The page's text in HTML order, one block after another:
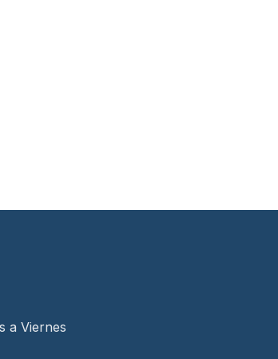
a Viernes